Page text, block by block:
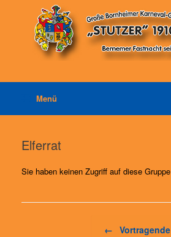
Menü
Elferrat
Sie haben keinen Zugriff auf diese Gruppe
← Vortragende